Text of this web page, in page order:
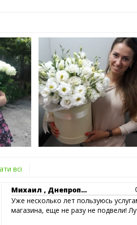
всі
Михаил , Днепроп...
Уже несколько лет пользуюсь
магазина, еще не разу не подвели!